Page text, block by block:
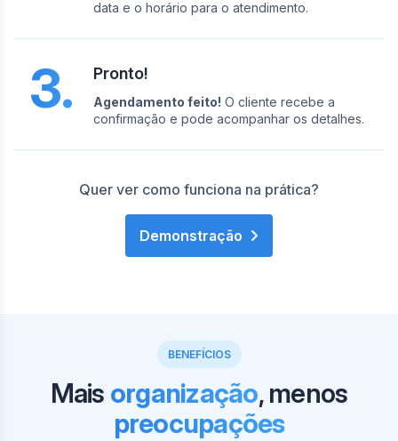
data e o horário para o atendimento.
3. Pronto!
Agendamento feito! O cliente recebe a
confirmação e pode acompanhar os detalhes.
Quer ver como funciona na prática?
Demonstração
BENEFÍCIOS
Mais organização, menos
preocupações